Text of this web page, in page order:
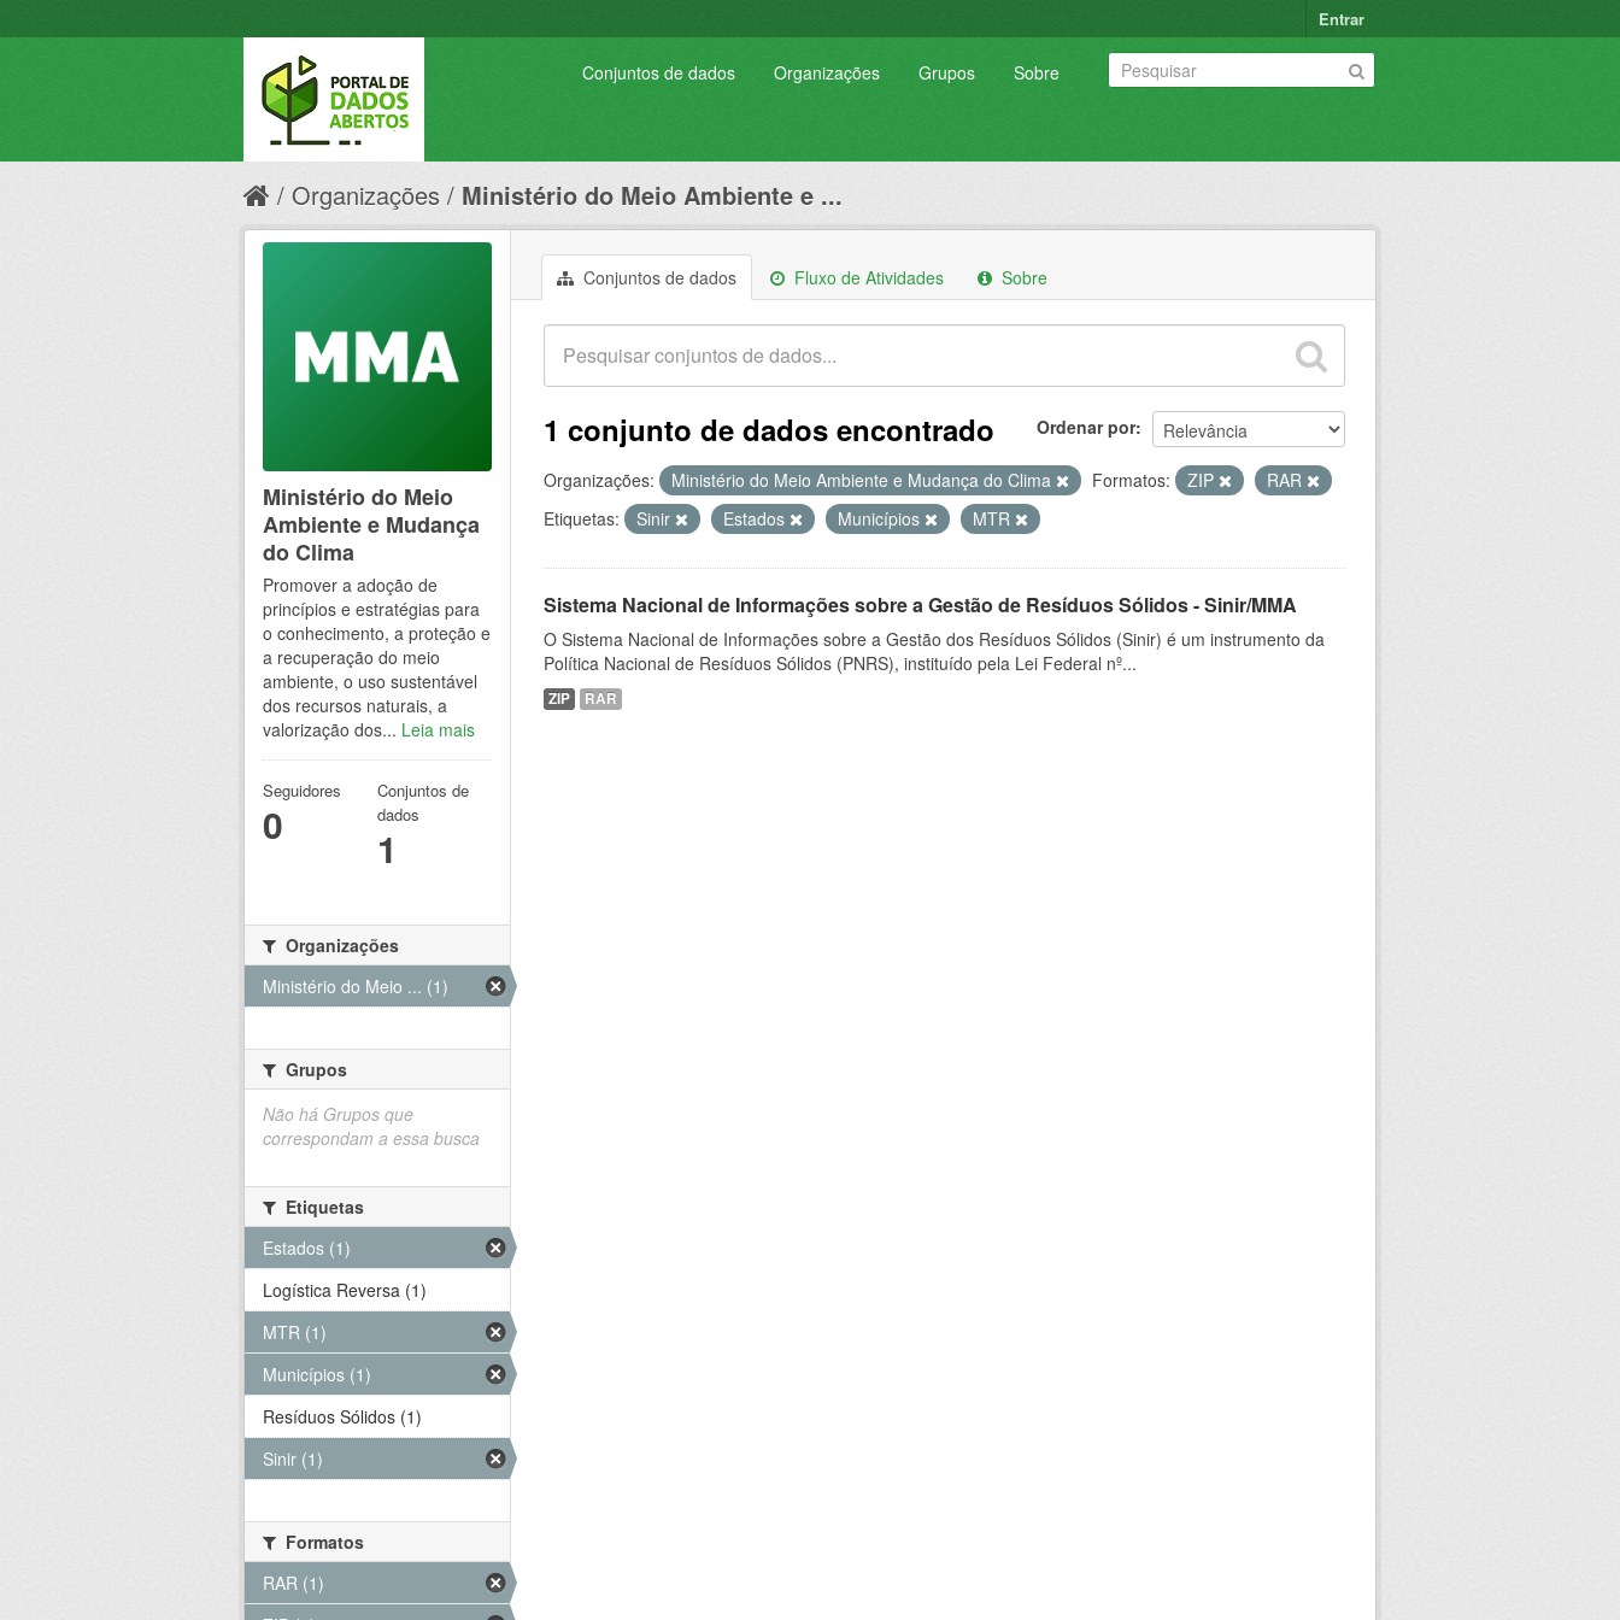
Entrar
Conjuntos de dados Organizações Grupos Sobre
Organizações Ministério do Meio Ambiente e ...
Conjuntos de dados Fluxo de Atividades Sobre
Ordenar por
1 conjunto de dados encontrado
Organizações: Ministério do Meio Ambiente e Mudança do Clima Formatos: ZIP
RAR
Etiquetas:
Sinir Estados Municípios MTR
Sistema Nacional de Informações sobre a Gestão de Resíduos Sólidos - Sinir/MMA
O Sistema Nacional de Informações sobre a Gestão dos Resíduos Sólidos (Sinir) é um instrumento da
Política Nacional de Resíduos Sólidos (PNRS), instituído pela Lei Federal nº...
ZIP RAR
Ministério do Meio
Ambiente e Mudança
do Clima
Promover a adoção de
princípios e estratégias para
o conhecimento, a proteção e
a recuperação do meio
ambiente, o uso sustentável
dos recursos naturais, a
valorização dos... Leia mais
Seguidores
0
Conjuntos de
dados
1
Organizações
Ministério do Meio ... (1)
Grupos
Não há Grupos que
correspondam a essa busca
Etiquetas
Estados (1)
Logística Reversa (1)
MTR (1)
Municípios (1)
Resíduos Sólidos (1)
Sinir (1)
Formatos
RAR (1)